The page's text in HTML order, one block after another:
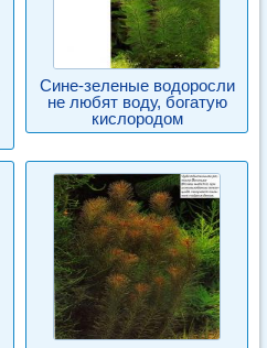
Сине-зеленые водоросли
не любят воду, богатую
кислородом